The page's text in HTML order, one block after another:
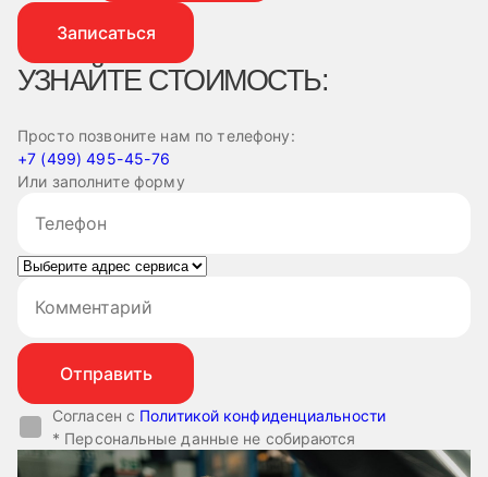
Записаться
УЗНАЙТЕ СТОИМОСТЬ:
Просто позвоните нам по телефону:
+7 (499) 495-45-76
Или заполните форму
Согласен с Политикой конфиденциальности
* Персональные данные не собираются